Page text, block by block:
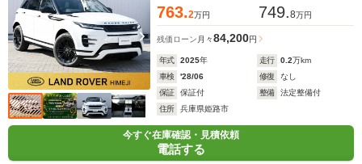
763.2万円 749.8万円
残価ローン 月々84,200円
年式 2025年 走行 0.2万km
車検
'28/06 修復
なし
保証
保証付 整備
法定整備付
住所
兵庫県姫路市
今すぐ在庫確認・見積依頼
電話する